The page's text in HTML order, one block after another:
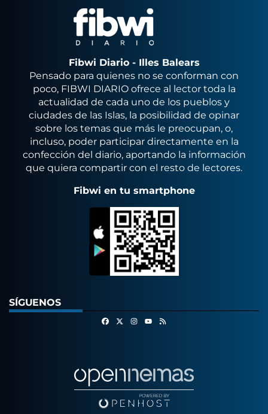
Fibwi Diario - Illes Balears
Pensado para quienes no se conforman con
poco, FIBWI DIARIO ofrece al lector toda la
actualidad de cada uno de los pueblos y
ciudades de las Islas, la posibilidad de opinar
sobre los temas que más le preocupan, o,
incluso, poder participar directamente en la
confección del diario, aportando la información
que quiera compartir con el resto de lectores.
Fibwi en tu smartphone
SÍGUENOS
FacebookInstagram